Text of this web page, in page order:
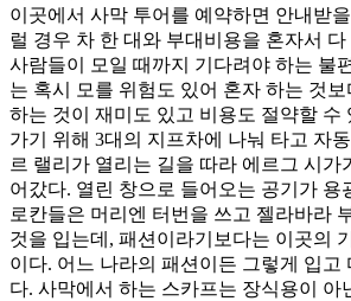
이곳에서 사막 투어를 예약하면 안내받
럴 경우 차 한 대와 부대비용을 혼자서
사람들이 모일 때까지 기다려야 하는 불
는 혹시 모를 위험도 있어 혼자 하는 것보
하는 것이 재미도 있고 비용도 절약할 수
가기 위해 3대의 지프차에 나눠 타고 자
르 랠리가 열리는 길을 따라 에르그 시가
어갔다. 열린 창으로 들어오는 공기가 용
로칸들은 머리엔 터번을 쓰고 젤라바라
것을 입는데, 패션이라기보다는 이곳의
이다. 어느 나라의 패션이든 그렇게 입고
다. 사막에서 하는 스카프는 장식용이 아